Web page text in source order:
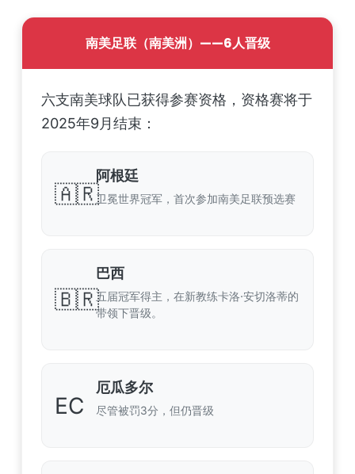
南美足联（南美洲）——6人晋级
六支南美球队已获得参赛资格，资格赛将于
2025年9月结束：
🇦🇷
阿根廷
卫冕世界冠军，首次参加南美足联预选赛
🇧🇷
巴西
五届冠军得主，在新教练卡洛·安切洛蒂的
带领下晋级。
EC
厄瓜多尔
尽管被罚3分，但仍晋级